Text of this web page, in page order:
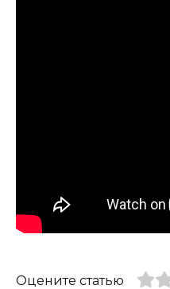
Оцените статью